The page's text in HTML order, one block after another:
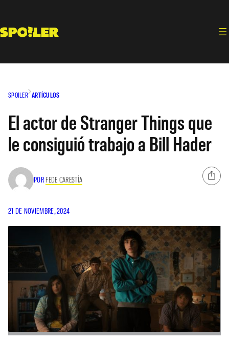
contenido
SPOILER ARTÍCULOS
El actor de Stranger Things que
le consiguió trabajo a Bill Hader
POR FEDE CARESTÍA
21 DE NOVIEMBRE, 2024